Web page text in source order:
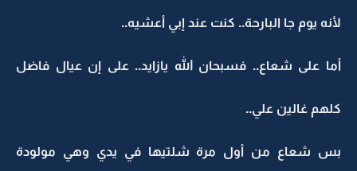
لأنه يوم جا البارحة.. كنت عند إبي أعشيه..
أما على شعاع.. فسبحان الله يازايد.. على إن عيال فاضل
كلهم غالين علي..
بس شعاع من أول مرة شلتيها في يدي وهي مولودة